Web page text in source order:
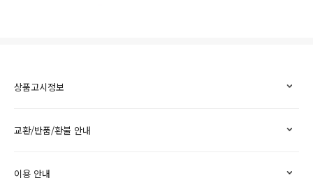
상품고시정보
교환/반품/환불 안내
이용 안내